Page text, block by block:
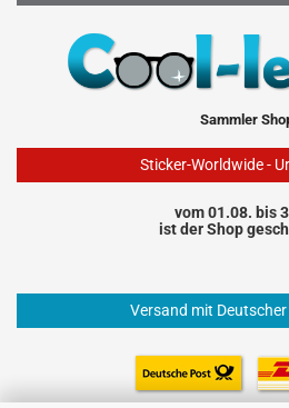
Sammler
Sticker-Worldwide -
vom 01.08. bis
ist der Shop
Versand mit